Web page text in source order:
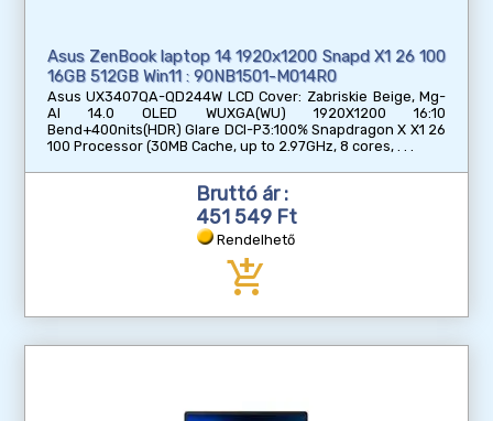
Asus ZenBook laptop 14 1920x1200 Snapd X1 26 100
16GB 512GB Win11 : 90NB1501-M014R0
Asus UX3407QA-QD244W LCD Cover: Zabriskie Beige, Mg-
Al 14.0 OLED WUXGA(WU) 1920X1200 16:10
Bend+400nits(HDR) Glare DCI-P3:100% Snapdragon X X1 26
100 Processor (30MB Cache, up to 2.97GHz, 8 cores,
Bruttó ár :
451 549 Ft
Rendelhető
add_shopping_cart